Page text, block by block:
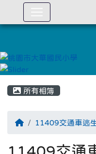
所有相簿
11409交通車逃